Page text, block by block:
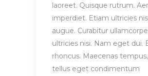
laoreet. Quisque rutrum.
imperdiet. Etiam ultricies
augue. Curabitur
ultricies nisi. Nam eget dui.
rhoncus. Maecenas tempus,
tellus eget condimentum